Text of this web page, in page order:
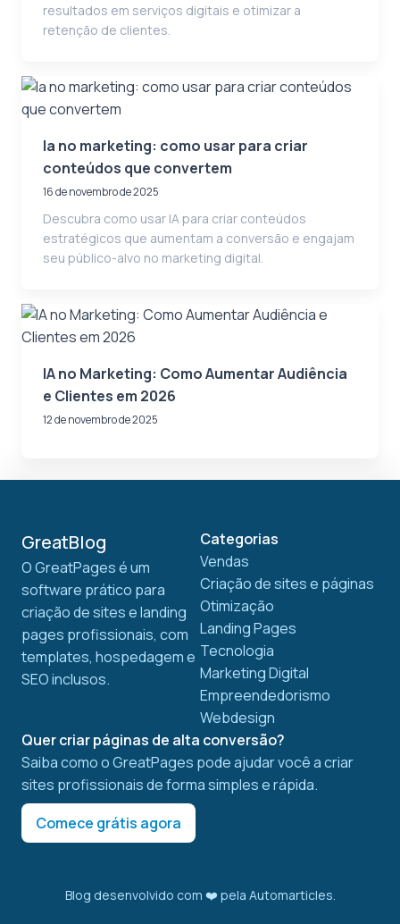
resultados em serviços digitais e otimizar a
retenção de clientes.
Ia no marketing: como usar para criar
conteúdos que convertem
16 de novembro de 2025
Descubra como usar IA para criar conteúdos
estratégicos que aumentam a conversão e engajam
seu público-alvo no marketing digital.
IA no Marketing: Como Aumentar Audiência
e Clientes em 2026
12 de novembro de 2025
GreatBlog
O GreatPages é um
software prático para
criação de sites e landing
pages profissionais, com
templates, hospedagem e
SEO inclusos.
Categorias
Vendas
Criação de sites e páginas
Otimização
Landing Pages
Tecnologia
Marketing Digital
Empreendedorismo
Webdesign
Quer criar páginas de alta conversão?
Saiba como o GreatPages pode ajudar você a criar
sites profissionais de forma simples e rápida.
Comece grátis agora
Blog desenvolvido com ❤️ pela Automarticles